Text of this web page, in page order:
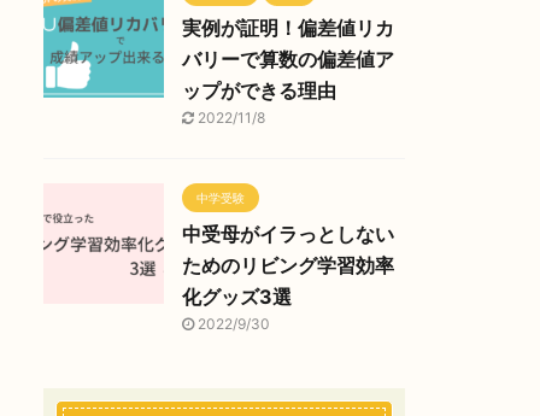
実例が証明！偏差値リカ
バリーで算数の偏差値ア
ップができる理由
2022/11/8
中学受験
中受母がイラっとしない
ためのリビング学習効率
化グッズ3選
2022/9/30